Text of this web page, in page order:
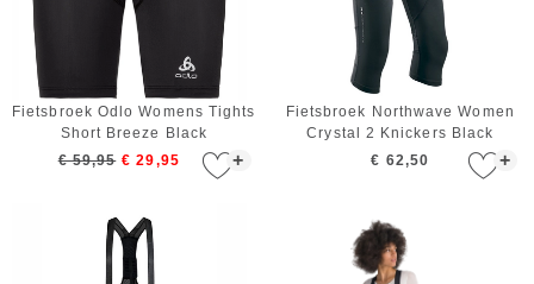
+
Fietsbroek Odlo Womens Tights
Short Breeze Black
€ 59,95 € 29,95 +
Fietsbroek Northwave Women
Crystal 2 Knickers Black
€ 62,50